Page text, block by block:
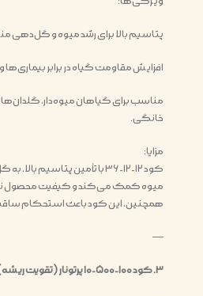
پتاسیم بالا برای رشد میوه و
افزایش مقاومت گیاه در برابر
مناسب برای گیاهان میوه‌دار،
خانگی.
مزایا:
کود ۱۲-۱۲-۳۶ با تأمین پتاسیم
میوه کمک می‌کند و کیفیت محصول
همچنین، این کود باعث استحکام
—
۳. کود ۱۰۰-۵۰۰-۱۰ پرتونار (تقویت ریشه)